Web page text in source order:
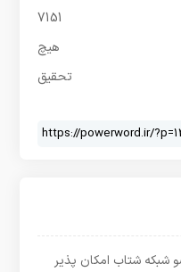
7151
هیچ
تحقیق
شبکه شتاب امکان پذیر